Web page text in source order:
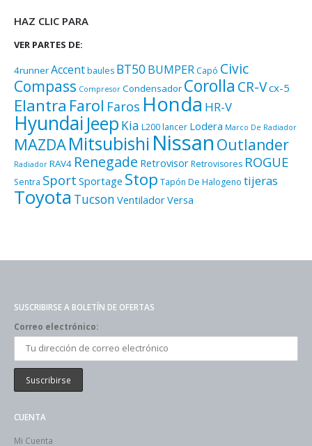
HAZ CLIC PARA
VER PARTES DE:
4runnerAccentbaules BT50BUMPER Capó Civic
Compass Compresor Condensador Corolla CR-Vcx-5
Elantra Farol Faros Honda HR-V
Hyundai Jeep Kia L200lancer Lodera Marco De Radiador
MAZDAMitsubishi Nissan Outlander
Radiador RAV4 Renegade RetrovisorRetrovisores ROGUE
Sentra Sport Sportage Stop Tapón De Halogeno tijeras
Toyota Tucson VentiladorVersa
SUSCRIBIRSE A BOLETÍN DE OFERTAS
Correo electrónico:
CUENTA
Mi Cuenta